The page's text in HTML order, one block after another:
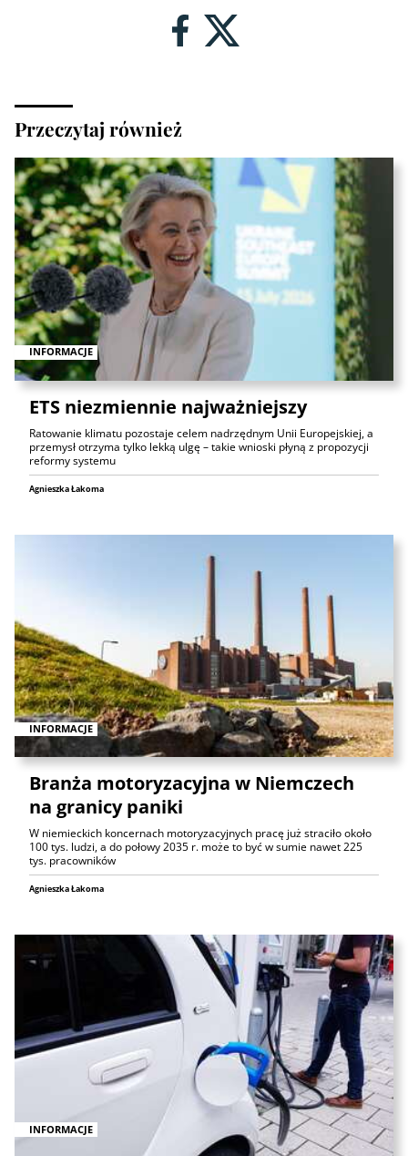
Przeczytaj również
INFORMACJE
ETS niezmiennie najważniejszy
Ratowanie klimatu pozostaje celem nadrzędnym Unii Europejskiej, a
przemysł otrzyma tylko lekką ulgę – takie wnioski płyną z propozycji
reformy systemu
Agnieszka Łakoma
INFORMACJE
Branża motoryzacyjna w Niemczech
na granicy paniki
W niemieckich koncernach motoryzacyjnych pracę już straciło około
100 tys. ludzi, a do połowy 2035 r. może to być w sumie nawet 225
tys. pracowników
Agnieszka Łakoma
INFORMACJE